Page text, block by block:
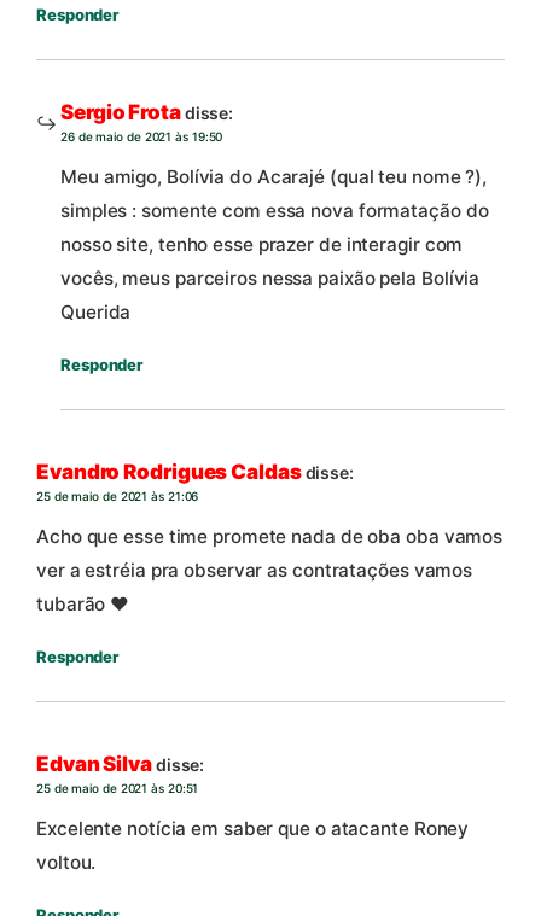
Responder
Sergio Frotadisse:
26 de maio de 2021 às 19:50
Meu amigo, Bolívia do Acarajé (qual teu nome ?),
simples : somente com essa nova formatação do
nosso site, tenho esse prazer de interagir com
vocês, meus parceiros nessa paixão pela Bolívia
Querida
Responder
Evandro Rodrigues Caldasdisse:
25 de maio de 2021 às 21:06
Acho que esse time promete nada de oba oba vamos
ver a estréia pra observar as contratações vamos
tubarão ❤
Responder
Edvan Silvadisse:
25 de maio de 2021 às 20:51
Excelente notícia em saber que o atacante Roney
voltou.